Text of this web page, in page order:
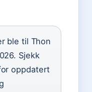
ble til Thon
Sjekk
oppdatert